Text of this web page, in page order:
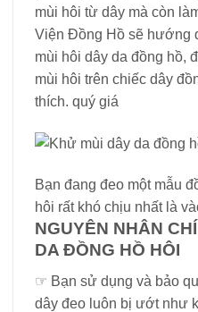
mùi hôi từ dây mà còn
Viện Đồng Hồ sẽ hướng
mùi hôi dây da đồng hồ,
mùi hôi trên chiếc dây
thích. quý giá
Bạn đang đeo một mẫu
hôi rất khó chịu nhất là
NGUYÊN NHÂN
DA ĐỒNG HỒ HÔI
☞ Bạn sử dụng và bảo
dây đeo luôn bị ướt như